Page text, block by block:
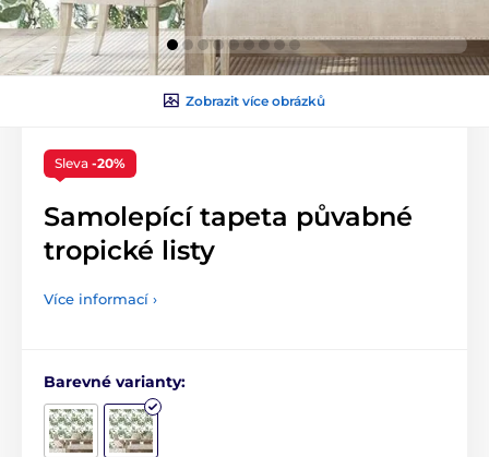
Zobrazit více obrázků
Sleva -20%
Samolepící tapeta půvabné
tropické listy
Více informací ›
Barevné varianty: